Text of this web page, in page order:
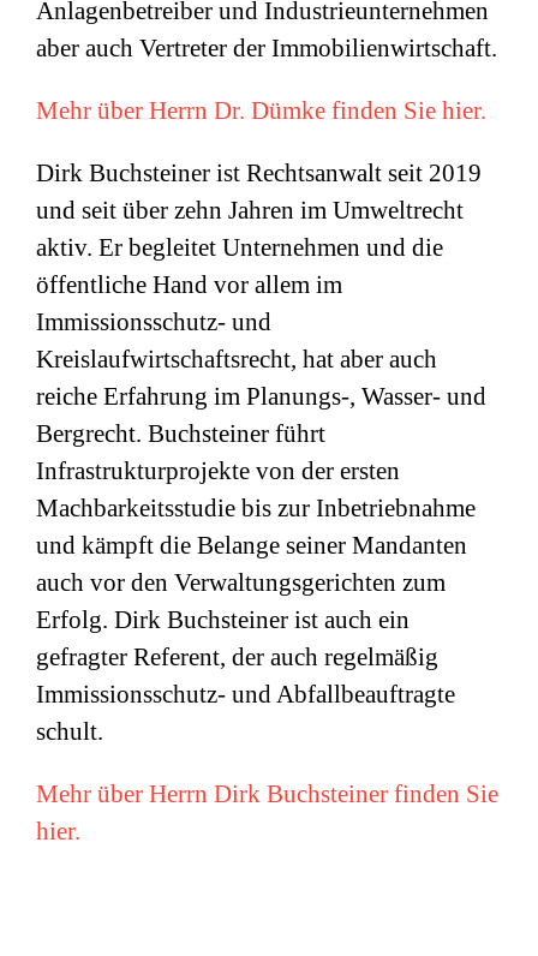
Anlagenbetreiber und Industrieunternehmen
aber auch Vertreter der Immobilienwirtschaft.
Mehr über Herrn Dr. Dümke finden Sie hier.
Dirk Buchsteiner ist Rechtsanwalt seit 2019
und seit über zehn Jahren im Umweltrecht
aktiv. Er begleitet Unternehmen und die
öffentliche Hand vor allem im
Immissionsschutz- und
Kreislaufwirtschaftsrecht, hat aber auch
reiche Erfahrung im Planungs-, Wasser- und
Bergrecht. Buchsteiner führt
Infrastrukturprojekte von der ersten
Machbarkeitsstudie bis zur Inbetriebnahme
und kämpft die Belange seiner Mandanten
auch vor den Verwaltungsgerichten zum
Erfolg. Dirk Buchsteiner ist auch ein
gefragter Referent, der auch regelmäßig
Immissionsschutz- und Abfallbeauftragte
schult.
Mehr über Herrn Dirk Buchsteiner finden Sie
hier.